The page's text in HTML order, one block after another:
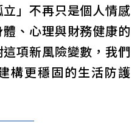
」不再只是個人情感
、心理與財務健康的
項新風險變數，我們
構更穩固的生活防護